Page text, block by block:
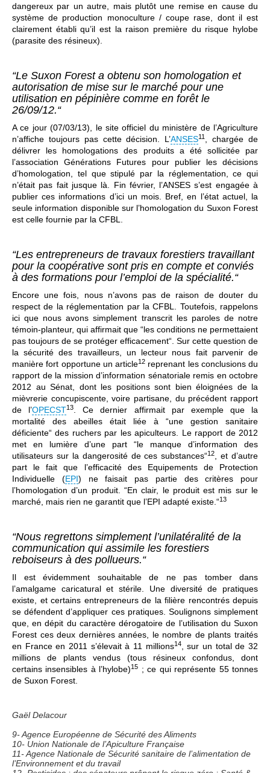
dangereux par un autre, mais plutôt une remise en cause du
système de production monoculture / coupe rase, dont il est
clairement établi qu’il est la raison première du risque hylobe
(parasite des résineux).
“Le Suxon Forest a obtenu son homologation et
autorisation de mise sur le marché pour une
utilisation en pépinière comme en forêt le
26/09/12.“
A ce jour (07/03/13), le site officiel du ministère de l’Agriculture
n’affiche toujours pas cette décision. L’ANSES11 , chargée de
délivrer les homologations des produits a été sollicitée par
l’association Générations Futures pour publier les décisions
d’homologation, tel que stipulé par la réglementation, ce qui
n’était pas fait jusque là. Fin février, l’ANSES s’est engagée à
publier ces informations d’ici un mois. Bref, en l’état actuel, la
seule information disponible sur l’homologation du Suxon Forest
est celle fournie par la CFBL.
“Les entrepreneurs de travaux forestiers travaillant
pour la coopérative sont pris en compte et conviés
à des formations pour l’emploi de la spécialité.“
Encore une fois, nous n’avons pas de raison de douter du
respect de la réglementation par la CFBL. Toutefois, rappelons
ici que nous avons simplement transcrit les paroles de notre
témoin-planteur, qui affirmait que “les conditions ne permettaient
pas toujours de se protéger efficacement“. Sur cette question de
la sécurité des travailleurs, un lecteur nous fait parvenir de
manière fort opportune un article12 reprenant les conclusions du
rapport de la mission d’information sénatoriale remis en octobre
2012 au Sénat, dont les positions sont bien éloignées de la
mièvrerie concupiscente, voire partisane, du précédent rapport
de l’OPECST13. Ce dernier affirmait par exemple que la
mortalité des abeilles était liée à “une gestion sanitaire
déficiente“ des ruchers par les apiculteurs. Le rapport de 2012
met en lumière d’une part “le manque d’information des
utilisateurs sur la dangerosité de ces substances“12, et d’autre
part le fait que l’efficacité des Equipements de Protection
Individuelle (EPI) ne faisait pas partie des critères pour
l’homologation d’un produit. “En clair, le produit est mis sur le
marché, mais rien ne garantit que l’EPI adapté existe.“13
“Nous regrettons simplement l’unilatéralité de la
communication qui assimile les forestiers
reboiseurs à des pollueurs.“
Il est évidemment souhaitable de ne pas tomber dans
l’amalgame caricatural et stérile. Une diversité de pratiques
existe, et certains entrepreneurs de la filière rencontrés depuis
se défendent d’appliquer ces pratiques. Soulignons simplement
que, en dépit du caractère dérogatoire de l’utilisation du Suxon
Forest ces deux dernières années, le nombre de plants traités
en France en 2011 s’élevait à 11 millions14, sur un total de 32
millions de plants vendus (tous résineux confondus, dont
certains insensibles à l’hylobe)15 ; ce qui représente 55 tonnes
de Suxon Forest.
Gaël Delacour
9- Agence Européenne de Sécurité des Aliments
10- Union Nationale de l’Apiculture Française
11- Agence Nationale de Sécurité sanitaire de l’alimentation de
l’Environnement et du travail